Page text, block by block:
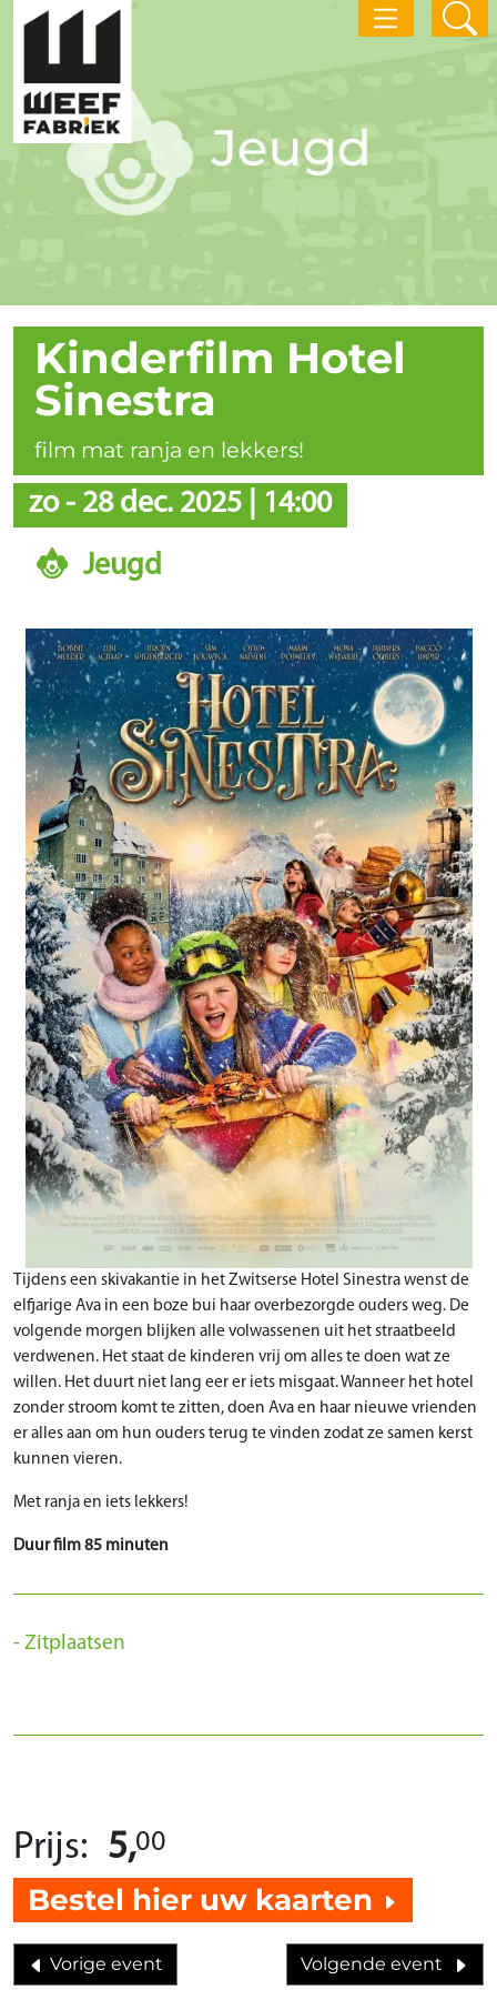
Kinderfilm Hotel
Sinestra
film mat ranja en lekkers!
zo- 28 dec. 2025|
14:00
Jeugd
Tijdens een skivakantie in het Zwitserse Hotel Sinestra wenst de
elfjarige Ava in een boze bui haar overbezorgde ouders weg. De
volgende morgen blijken alle volwassenen uit het straatbeeld
verdwenen. Het staat de kinderen vrij om alles te doen wat ze
willen. Het duurt niet lang eer er iets misgaat. Wanneer het hotel
zonder stroom komt te zitten, doen Ava en haar nieuwe vrienden
er alles aan om hun ouders terug te vinden zodat ze samen kerst
kunnen vieren.
Met ranja en iets lekkers!
Duur film 85 minuten
Zitplaatsen
Prijs: 5,00
Bestel hier uw kaarten
Vorige event Volgende event